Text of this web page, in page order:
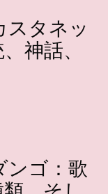
スタネッ
神話、
ンゴ：歌